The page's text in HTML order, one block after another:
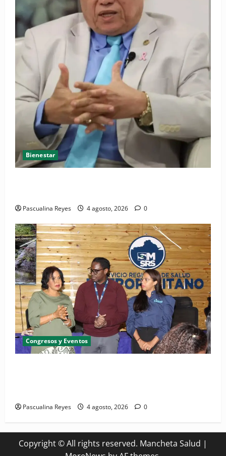
Bienestar
Pascualina Reyes 4 agosto, 2026 0
Congresos y Eventos
Pascualina Reyes 4 agosto, 2026 0
Copyright © All rights reserved. Mancheta Salud |